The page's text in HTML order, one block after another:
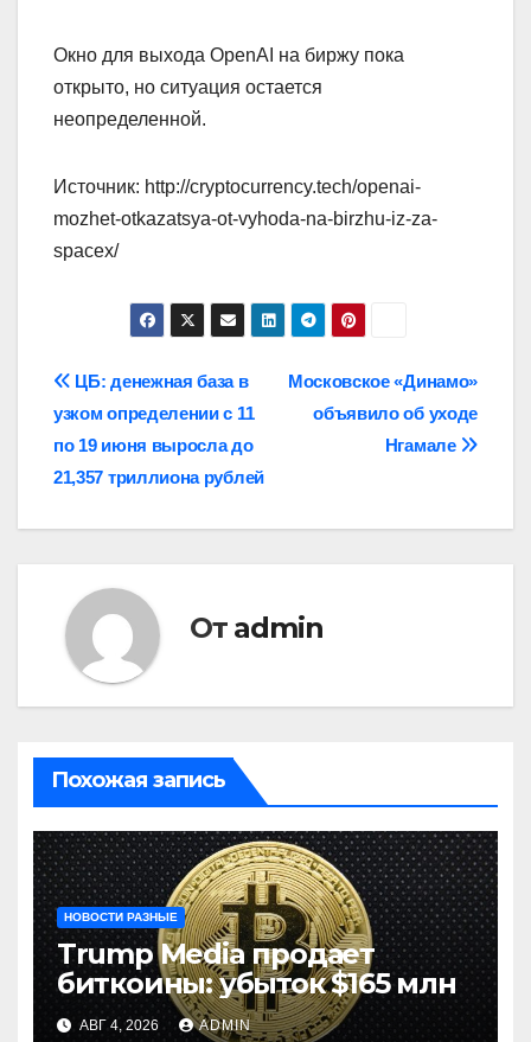
Окно для выхода OpenAI на биржу пока
открыто, но ситуация остается
неопределенной.
Источник: http://cryptocurrency.tech/openai-
mozhet-otkazatsya-ot-vyhoda-na-birzhu-iz-za-
spacex/
Навигация
по
записям
Московское «Динамо»
объявило об уходе
Нгамале
ЦБ: денежная база в
узком определении с 11
по 19 июня выросла до
21,357 триллиона рублей
От admin
Похожая запись
НОВОСТИ РАЗНЫЕ
Trump Media продает
биткоины: убыток $165 млн
АВГ 4, 2026 ADMIN